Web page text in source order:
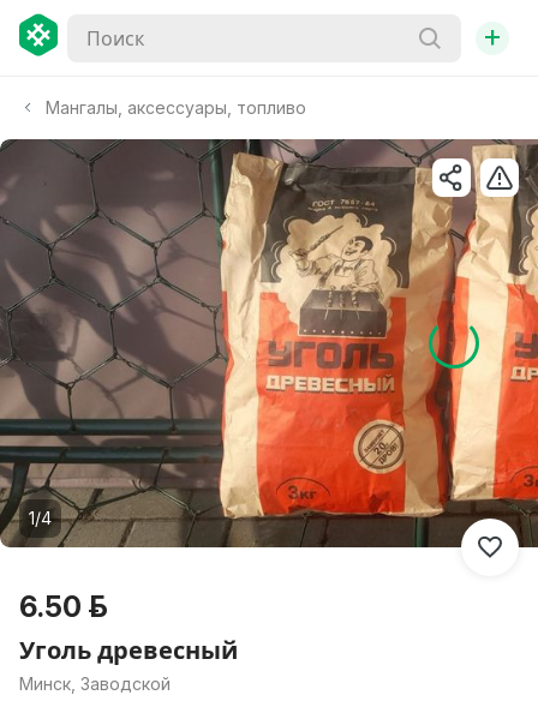
+
Мангалы, аксессуары, топливо
1/4
6.50 р.
Уголь древесный
Минск, Заводской